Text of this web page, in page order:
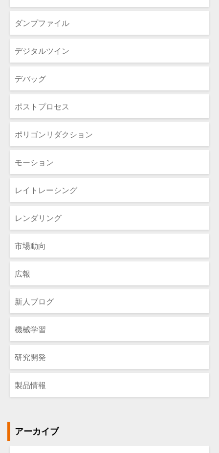
ダンプファイル
デジタルツイン
デバッグ
ポストプロセス
ポリゴンリダクション
モーション
レイトレーシング
レンダリング
市場動向
広報
新人ブログ
機械学習
研究開発
製品情報
アーカイブ